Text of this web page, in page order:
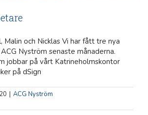
Malin och Nicklas Vi har fått tre nya
Nyström senaste månaderna.
jobbar på vårt Katrineholmskontor
på dSign
| ACG Nyström
Produktnyhet